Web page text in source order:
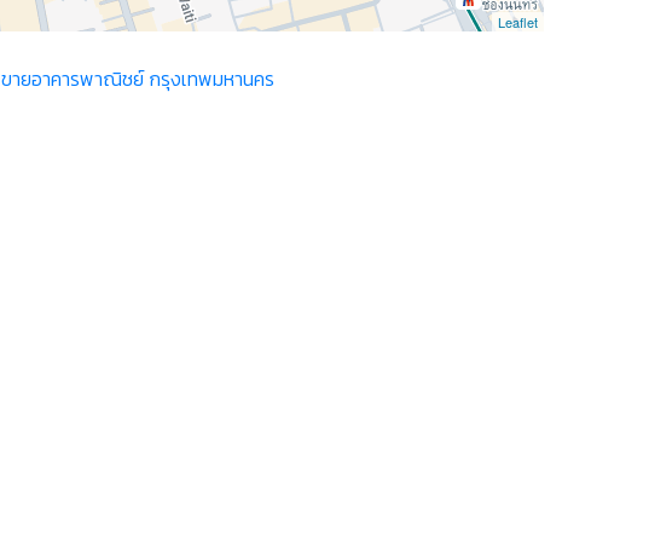
Leaflet
ขายอาคารพาณิชย์ กรุงเทพมหานคร